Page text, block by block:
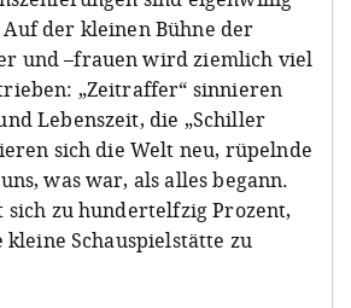
der kleinen Bühne der
und –frauen wird ziemlich viel
„Zeitraffer“ sinnieren
Lebenszeit, die „Schiller
sich die Welt neu, rüpelnde
was war, als alles begann.
sich zu hundertelfzig Prozent,
kleine Schauspielstätte zu